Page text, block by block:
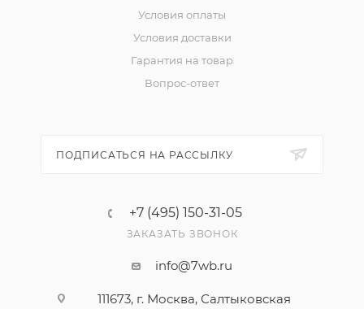
Условия оплаты
Условия доставки
Гарантия на товар
Вопрос-ответ
ПОДПИСАТЬСЯ НА РАССЫЛКУ
+7 (495) 150-31-05
ЗАКАЗАТЬ ЗВОНОК
info@7wb.ru
111673, г. Москва, Салтыковская